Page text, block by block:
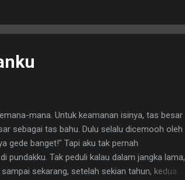
mana. Untuk keamanan isinya, tas besar
sebagai tas bahu. Dulu selalu dicemooh oleh
gede banget!" Tapi aku tak pernah
pundakku. Tak peduli kalau dalam jangka lama,
sekarang, setelah sekian tahun, kedua